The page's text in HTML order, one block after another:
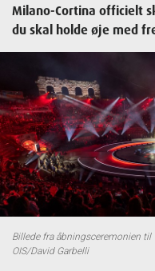
Milano-Cortina officielt
du skal holde øje med
Billede fra åbningsceremonien til
OIS/David Garbelli